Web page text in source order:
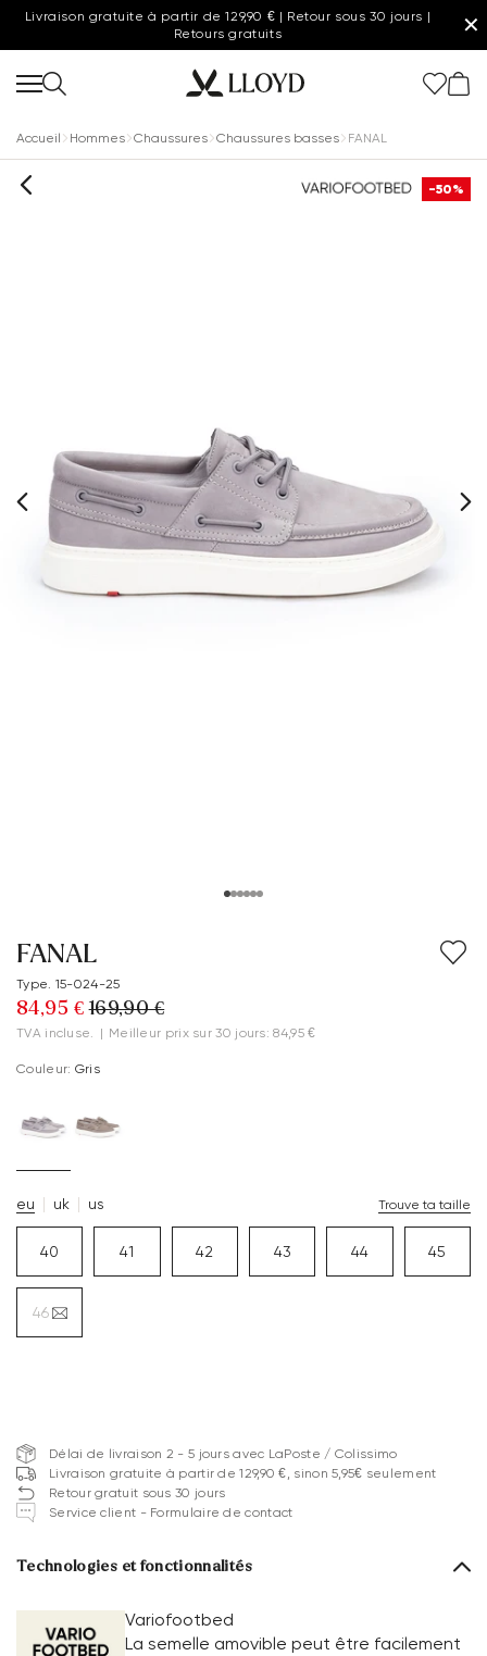
Livraison gratuite à partir de 129,90 € | Retour sous 30 jours |
Retours gratuits
✕
Accueil Hommes Chaussures Chaussures basses FANAL
-50%
FANAL
Type. 15-024-25
84,95 € 169,90 €
TVA incluse. | Meilleur prix sur 30 jours: 84,95 €
Couleur: Gris
eu uk us Trouve ta taille
40 41 42 43 44 45
46
Délai de livraison 2 - 5 jours avec LaPoste / Colissimo
Livraison gratuite à partir de 129,90 €, sinon 5,95€ seulement
Retour gratuit sous 30 jours
Service client - Formulaire de contact
Technologies et fonctionnalités
Variofootbed
La semelle amovible peut être facilement